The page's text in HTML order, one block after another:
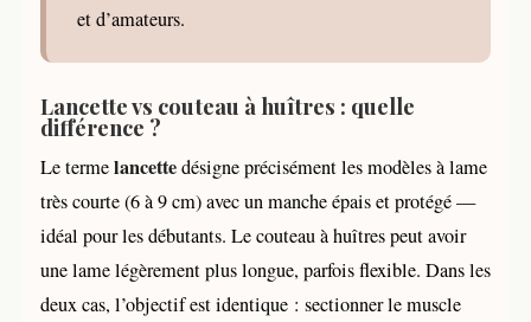
et d’amateurs.
Lancette vs couteau à huîtres : quelle
différence ?
Le termelancettedésigne précisément les modèles à lame
très courte (6 à 9 cm) avec un manche épais et protégé —
idéal pour les débutants. Le couteau à huîtres peut avoir
une lame légèrement plus longue, parfois flexible. Dans les
deux cas, l’objectif est identique : sectionner le muscle